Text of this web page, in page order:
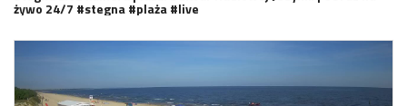
żywo 24/7 #stegna #plaża #live